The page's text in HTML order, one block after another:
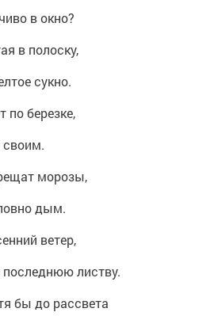
в окно?
в полоску,
сукно.
по березке,
морозы,
дым.
ветер,
листву.
бы до рассвета